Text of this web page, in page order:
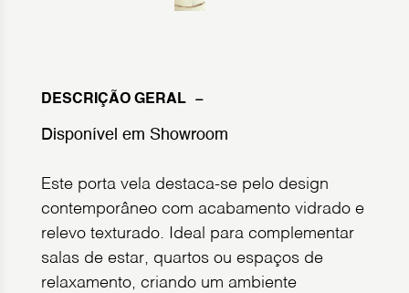
DESCRIÇÃO GERAL
Disponível em Showroom
Este porta vela destaca-se pelo design
contemporâneo com acabamento vidrado e
relevo texturado. Ideal para complementar
salas de estar, quartos ou espaços de
relaxamento, criando um ambiente